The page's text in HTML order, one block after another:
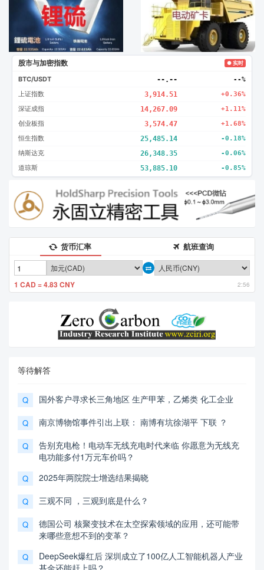
股市与加密指数 ● 实时
BTC/USDT --.-- --%
上证指数 3,914.51 +0.36%
深证成指 14,267.09 +1.11%
创业板指 3,574.47 +1.68%
恒生指数 25,485.14 -0.18%
纳斯达克 26,348.35 -0.06%
道琼斯 53,885.10 -0.85%
货币汇率 航班查询
1 CAD = 4.83 CNY 2:56
等待解答
Q 国外客户寻求长三角地区 生产甲苯，乙烯类 化工企业
Q 南京博物馆事件引出上联： 南博有坑徐湖平 下联 ？
Q
告别充电枪！电动车无线充电时代来临 你愿意为无线充
电功能多付1万元车价吗？
Q 2025年两院院士增选结果揭晓
Q 三观不同 ，三观到底是什么？
Q
德国公司 核聚变技术在太空探索领域的应用，还可能带
来哪些意想不到的变革？
Q
DeepSeek爆红后 深圳成立了100亿人工智能机器人产业